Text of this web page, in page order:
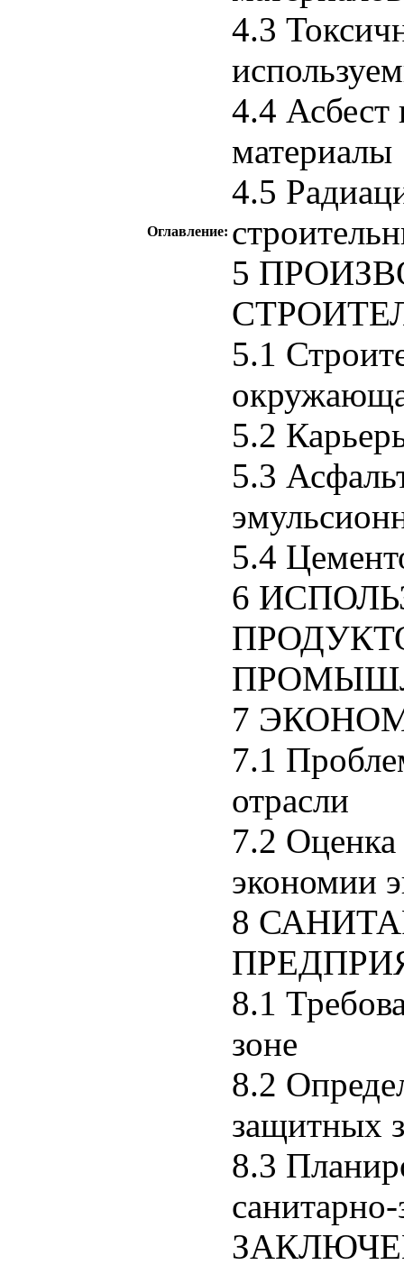
Оглавление:
4.3
4.4 Асбест
материалы
4.5
5
5.1
5.2
5.3
5.4
6
7
7.1
отрасли
7.2
экономии
8
8.1
зоне
8.2
защитных
8.3